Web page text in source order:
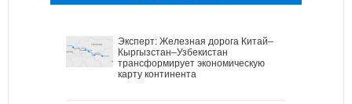
Эксперт: Железная дорога Китай–
Кыргызстан–Узбекистан
трансформирует экономическую
карту континента